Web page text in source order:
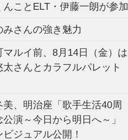
んことELT・伊藤一朗が参加
みさんの強き魅力
マルイ前、8月14日（金）は
太さんとカラフルパレット
美、明治座「歌手生活40周
演～今日から明日へ～」
ビジュアル公開！